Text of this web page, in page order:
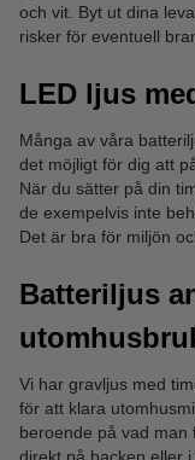
och vit. Byt ut dina
risker för eventuell
LED ljus
Många av våra
det möjligt för dig att
När du sätter på din
de exempelvis inte
Det är bra för miljön
Batteriljus
Vi har gravljus med
för att klara
beroende på vad